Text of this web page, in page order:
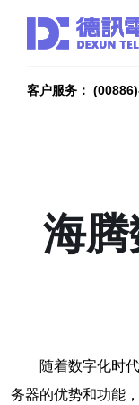
客户服务：
海
随着数字化时
务器的优势和功能